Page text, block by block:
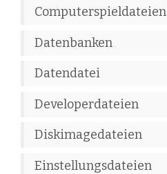
Computerspieldateien
Datenbanken
Datendatei
Developerdateien
Diskimagedateien
Einstellungsdateien